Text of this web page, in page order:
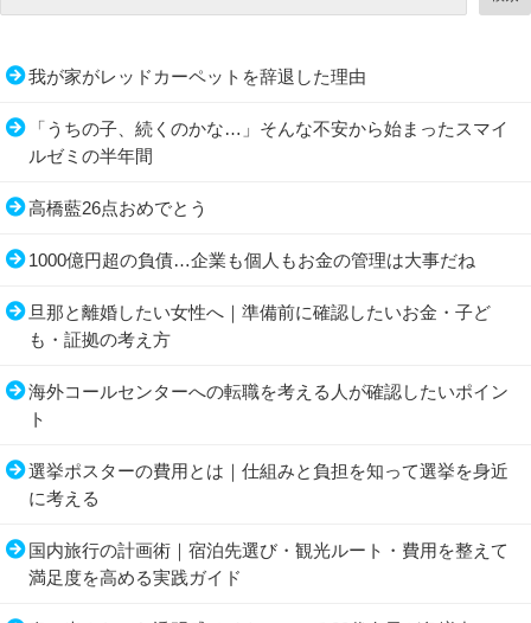
我が家がレッドカーペットを辞退した理由
「うちの子、続くのかな…」そんな不安から始まったスマイ
ルゼミの半年間
高橋藍26点おめでとう
1000億円超の負債…企業も個人もお金の管理は大事だね
旦那と離婚したい女性へ｜準備前に確認したいお金・子ど
も・証拠の考え方
海外コールセンターへの転職を考える人が確認したいポイン
ト
選挙ポスターの費用とは｜仕組みと負担を知って選挙を身近
に考える
国内旅行の計画術｜宿泊先選び・観光ルート・費用を整えて
満足度を高める実践ガイド